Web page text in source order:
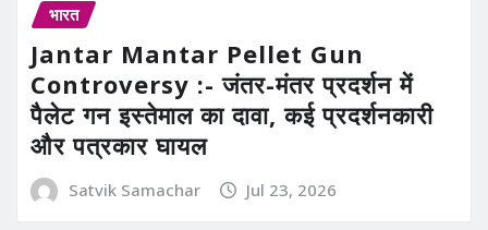
भारत
Jantar Mantar Pellet Gun
Controversy :- जंतर-मंतर प्रदर्शन में
पैलेट गन इस्तेमाल का दावा, कई प्रदर्शनकारी
और पत्रकार घायल
Satvik Samachar Jul 23, 2026